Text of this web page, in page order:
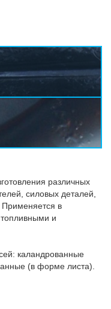
различных
силовых деталей,
в
и
каландрованные
(в форме листа).